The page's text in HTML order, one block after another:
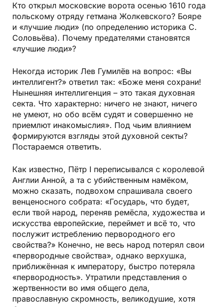
Кто открыл московские ворота осенью 1610 года
польскому отряду гетмана Жолкевского? Бояре
и «лучшие люди» (по определению историка С.
Соловьёва). Почему предателями становятся
«лучшие люди»?
Некогда историк Лев Гумилёв на вопрос: «Вы
интеллигент?» ответил так: «Боже меня сохрани!
Нынешняя интеллигенция – это такая духовная
секта. Что характерно: ничего не знают, ничего
не умеют, но обо всём судят и совершенно не
приемлют инакомыслия». Под чьим влиянием
формируются взгляды этой духовной секты?
Постараемся ответить.
Как известно, Пётр I переписывался с королевой
Англии Анной, а та с убийственным намёком,
можно сказать, подвохом спрашивала своего
венценосного собрата: «Государь, что будет,
если твой народ, переняв ремёсла, художества и
искусства европейские, переймет и всё то, что
послужит истреблению первородного его
свойства?» Конечно, не весь народ потерял свои
«первородные свойства», однако верхушка,
приближённая к императору, быстро потеряла
«первородность». Утратили представления о
жертвенности во имя общего дела,
православную скромность, великодушие, хотя